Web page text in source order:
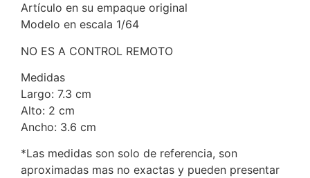
Artículo en su empaque original
Modelo en escala 1/64
NO ES A CONTROL REMOTO
Medidas
Largo: 7.3 cm
Alto: 2 cm
Ancho: 3.6 cm
*Las medidas son solo de referencia, son
aproximadas mas no exactas y pueden presentar